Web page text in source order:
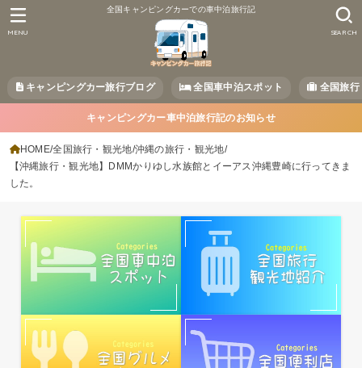
全国キャンピングカーでの車中泊旅行記
キャンピングカー旅行ブログ 全国車中泊スポット 全国旅行
SEARCH
MENU
キャンピングカー車中泊旅行記のお知らせ
HOME 全国旅行・観光地 沖縄の旅行・観光地
【沖縄旅行・観光地】DMMかりゆし水族館とイーアス沖縄豊崎に行ってきま
した。